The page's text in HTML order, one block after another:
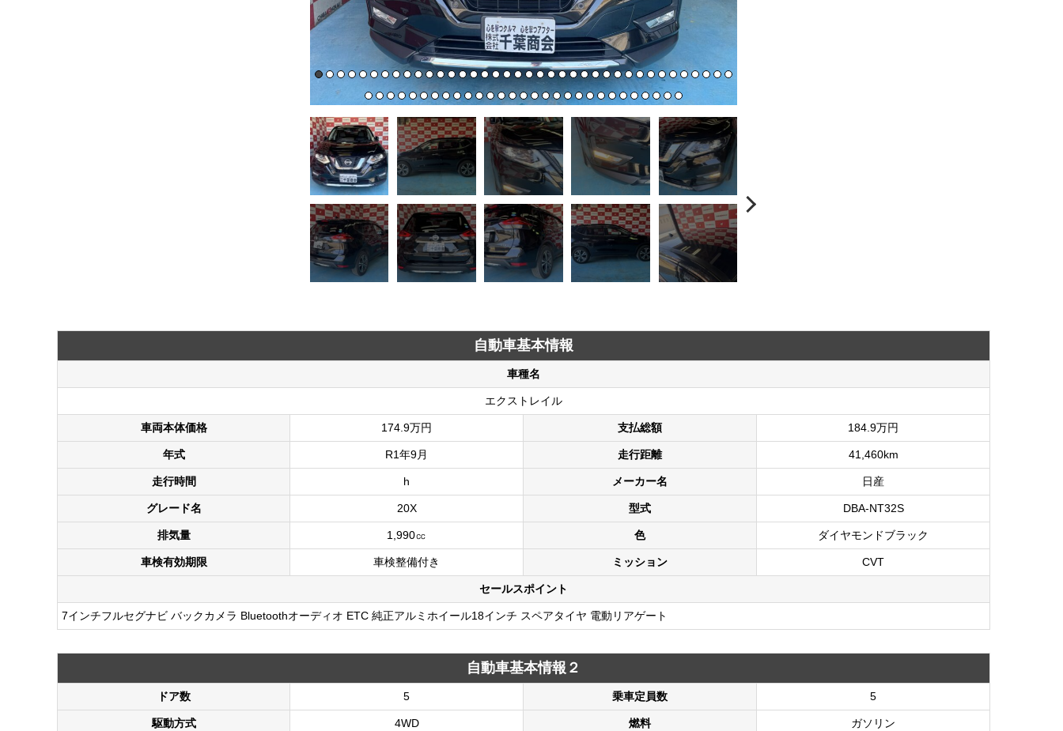
自動車基本情報
車種名
エクストレイル
車両本体価格 174.9万円 支払総額 184.9万円
年式 R1年9月 走行距離 41,460km
走行時間 h メーカー名 日産
グレード名 20X 型式 DBA-NT32S
排気量 1,990㏄ 色 ダイヤモンドブラック
車検有効期限 車検整備付き ミッション CVT
セールスポイント
7インチフルセグナビ バックカメラ Bluetoothオーディオ ETC 純正アルミホイール18インチ スペアタイヤ 電動リアゲート
自動車基本情報２
ドア数 5 乗車定員数 5
駆動方式 4WD 燃料 ガソリン